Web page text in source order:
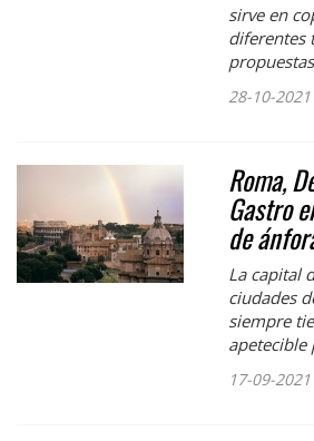
sirve en
diferentes
28-10-2021
Roma,
Gastro
de
La capital
ciudades
siempre
apetecible
17-09-2021